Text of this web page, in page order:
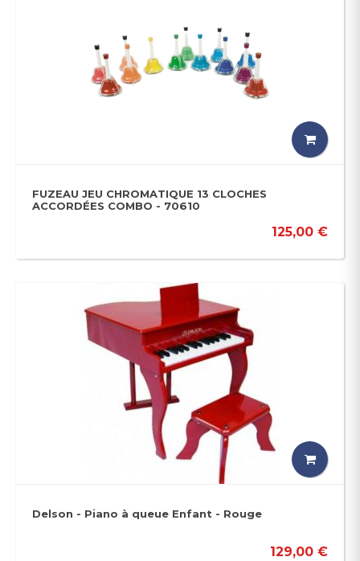
FUZEAU JEU CHROMATIQUE 13 CLOCHES
ACCORDÉES COMBO - 70610
125,00 €
Delson - Piano à queue Enfant - Rouge
129,00 €